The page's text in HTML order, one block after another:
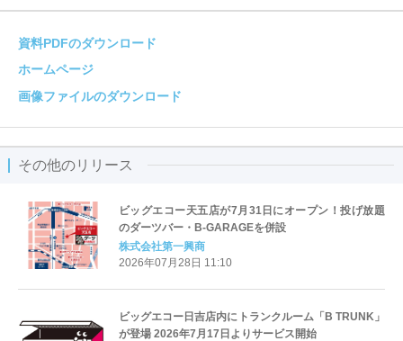
資料PDFのダウンロード
ホームページ
画像ファイルのダウンロード
その他のリリース
ビッグエコー天五店が7月31日にオープン！投げ放題
のダーツバー・B-GARAGEを併設
株式会社第一興商
2026年07月28日 11:10
ビッグエコー日吉店内にトランクルーム「B TRUNK」
が登場 2026年7月17日よりサービス開始